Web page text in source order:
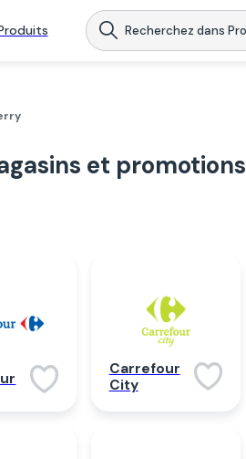
et promotions
Carrefour
City